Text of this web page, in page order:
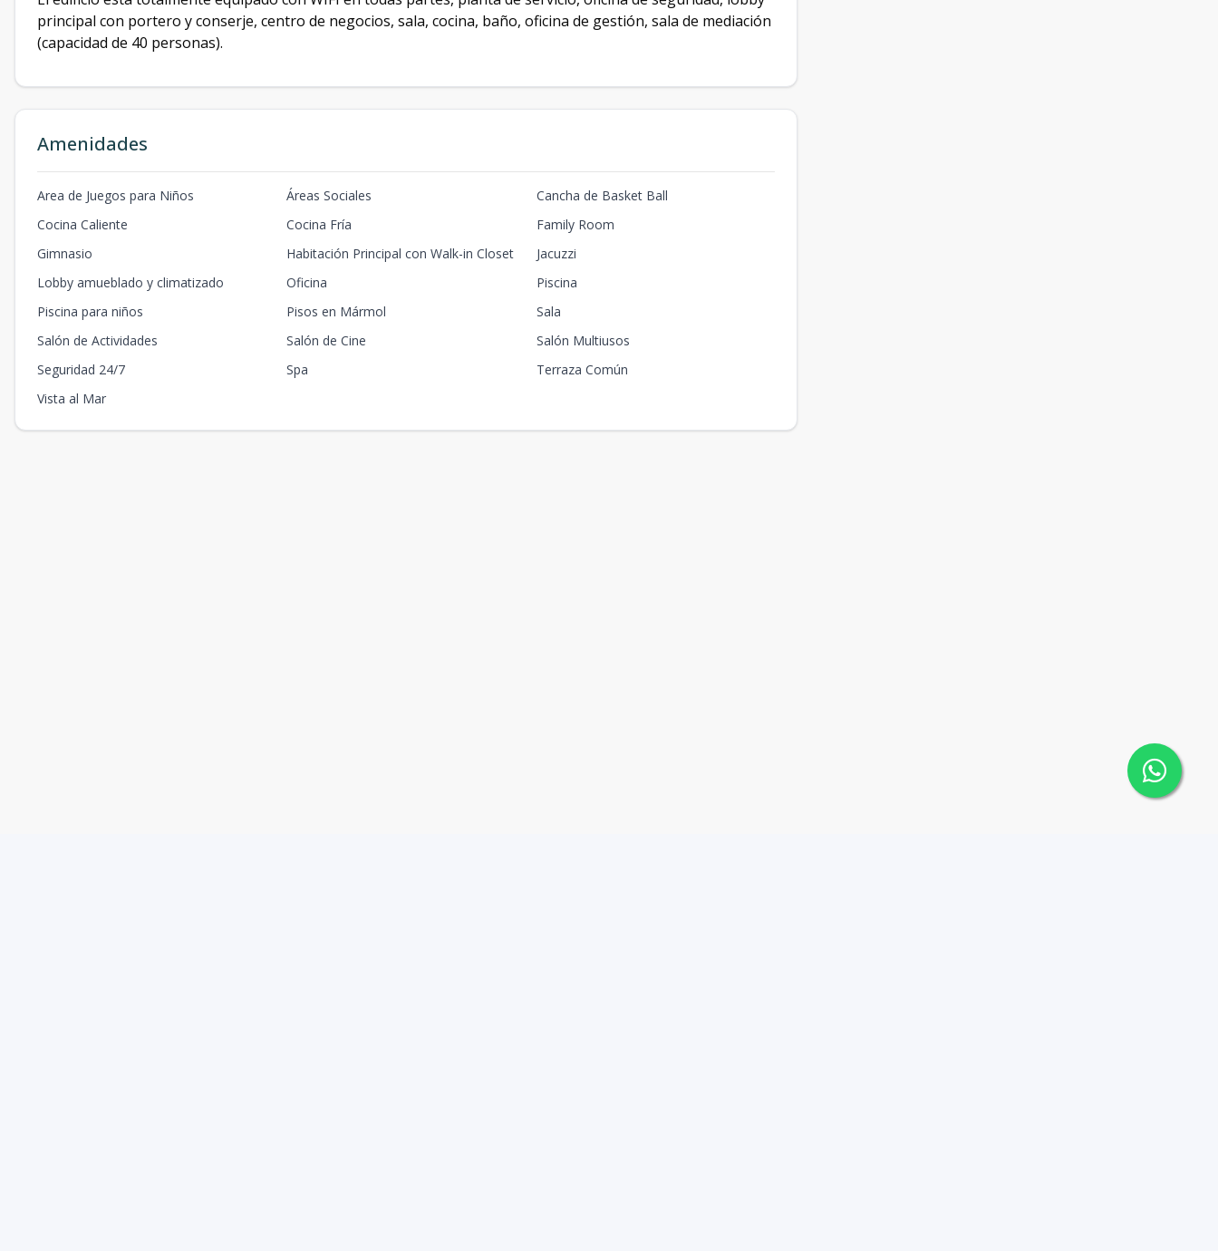
principal con portero y conserje, centro de negocios, sala, cocina, baño, oficina de gestión, sala de mediación
(capacidad de 40 personas).
Amenidades
Area de Juegos para Niños Áreas Sociales
Cancha de Basket Ball
Cocina Caliente
Cocina Fría
Family Room
Gimnasio
Habitación Principal con Walk-in Closet
Jacuzzi
Lobby amueblado y climatizado
Oficina
Piscina
Piscina para niños
Pisos en Mármol
Sala
Salón de Actividades
Salón de Cine
Salón Multiusos
Seguridad 24/7
Spa
Terraza Común
Vista al Mar